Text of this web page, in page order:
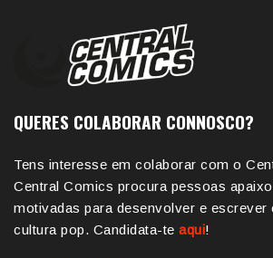
QUERES COLABORAR CONNOSCO?
Tens interesse em colaborar com o
Central Comics procura pessoas
motivadas para desenvolver e escrever
cultura pop. Candidata-te aqui!